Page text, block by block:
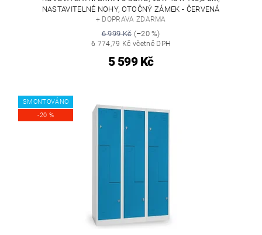
NASTAVITELNÉ NOHY, OTOČNÝ ZÁMEK - ČERVENÁ
+ DOPRAVA ZDARMA
6 999 Kč(–20 %)
6 774,79 Kč včetně DPH
5 599 Kč
SMONTOVÁNO
-20 %